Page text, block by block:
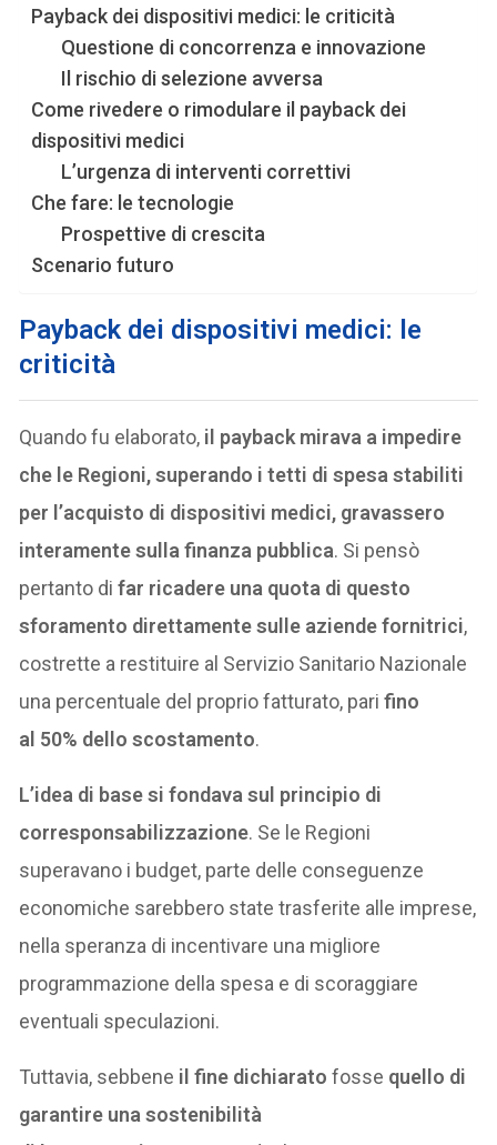
Payback dei dispositivi medici: le criticità
Questione di concorrenza e innovazione
Il rischio di selezione avversa
Come rivedere o rimodulare il payback dei
dispositivi medici
L’urgenza di interventi correttivi
Che fare: le tecnologie
Prospettive di crescita
Scenario futuro
Payback dei dispositivi medici: le
criticità
Quando fu elaborato, il payback mirava a impedire
che le Regioni, superando i tetti di spesa stabiliti
per l’acquisto di dispositivi medici, gravassero
interamente sulla finanza pubblica. Si pensò
pertanto difar ricadere una quota di questo
sforamento direttamente sulle aziende fornitrici,
costrette a restituire al Servizio Sanitario Nazionale
una percentuale del proprio fatturato, parifino
al 50% dello scostamento.
L’idea di base si fondava sul principio di
corresponsabilizzazione. Se le Regioni
superavano i budget, parte delle conseguenze
economiche sarebbero state trasferite alle imprese,
nella speranza di incentivare una migliore
programmazione della spesa e di scoraggiare
eventuali speculazioni.
Tuttavia, sebbene il fine dichiaratofosse quello di
garantire una sostenibilità